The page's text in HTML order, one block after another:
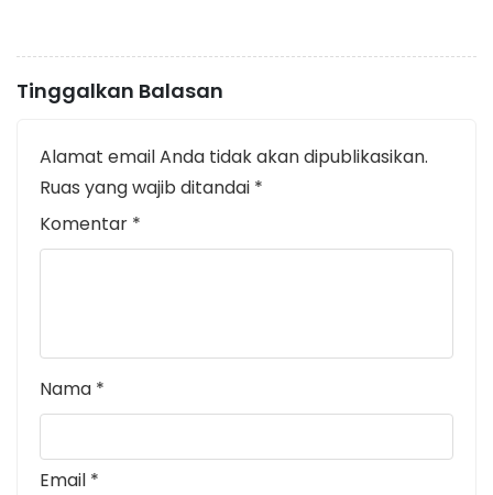
Tinggalkan Balasan
Alamat email Anda tidak akan dipublikasikan.
Ruas yang wajib ditandai *
Komentar *
Nama *
Email *